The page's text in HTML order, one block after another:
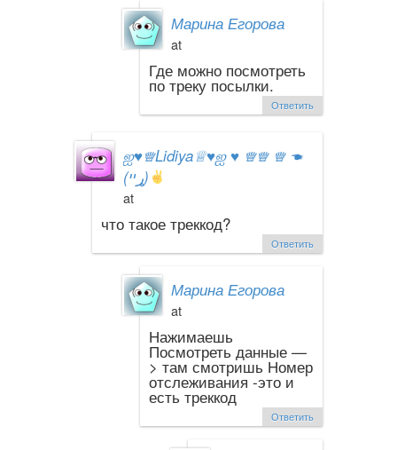
Марина Егорова
at
Где можно посмотреть
по треку посылки.
Ответить
ஐ♥♕Lidiya♕♥ஐ ♥ ♕♕ ♕ ☚
(ړײ)
at
что такое треккод?
Ответить
Марина Егорова
at
Нажимаешь
Посмотреть данные —
> там смотришь Номер
отслеживания -это и
есть треккод
Ответить